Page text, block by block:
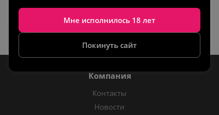
Список брендов
Компания
Контакты
Новости
Мне исполнилось 18 лет
Покинуть сайт